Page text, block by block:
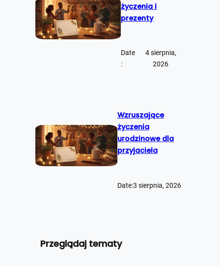
życzenia i
prezenty
Date
:
4 sierpnia,
2026
Wzruszające
życzenia
urodzinowe dla
przyjaciela
Date:3 sierpnia, 2026
Przeglądaj tematy